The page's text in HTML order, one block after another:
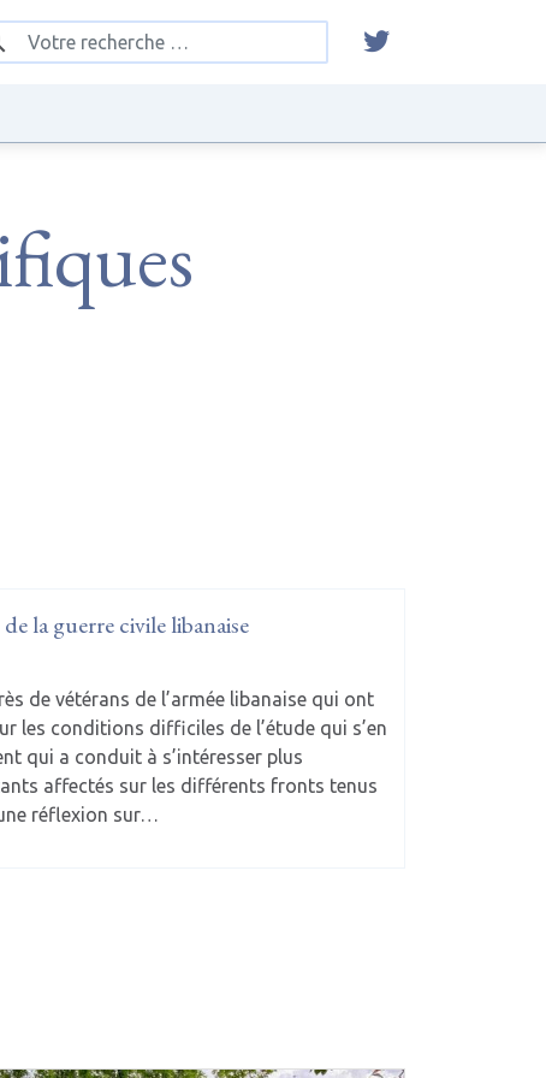
la guerre civile libanaise
de vétérans de l’armée libanaise qui ont
les conditions difficiles de l’étude qui s’en
qui a conduit à s’intéresser plus
affectés sur les différents fronts tenus
réflexion sur…